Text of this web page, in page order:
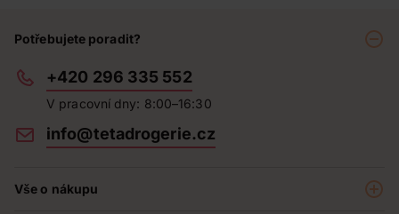
Potřebujete poradit?
+420 296 335 552
V pracovní dny: 8:00–16:30
info@tetadrogerie.cz
Vše o nákupu